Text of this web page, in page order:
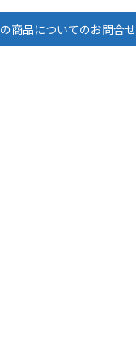
商品についてのお問合せ